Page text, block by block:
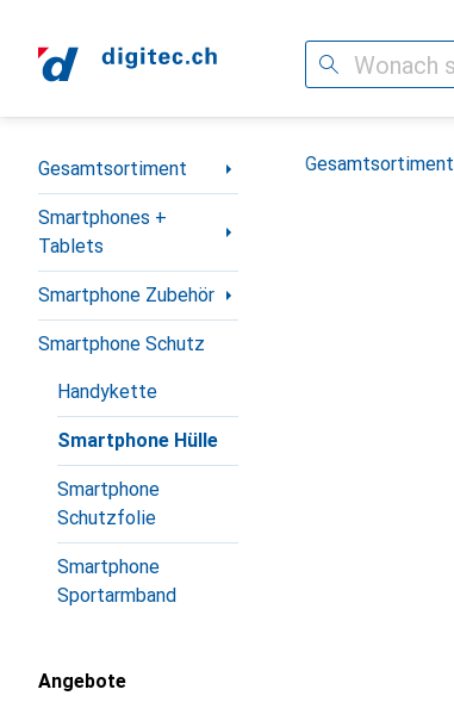
Suche
Navigation nach Kategorien
Gesamtsortiment
Smartphones +
Tablets
Smartphone Zubehör
Smartphone Schutz
Handykette
Smartphone Hülle
Smartphone
Schutzfolie
Smartphone
Sportarmband
Angebote
Gesamtsortiment